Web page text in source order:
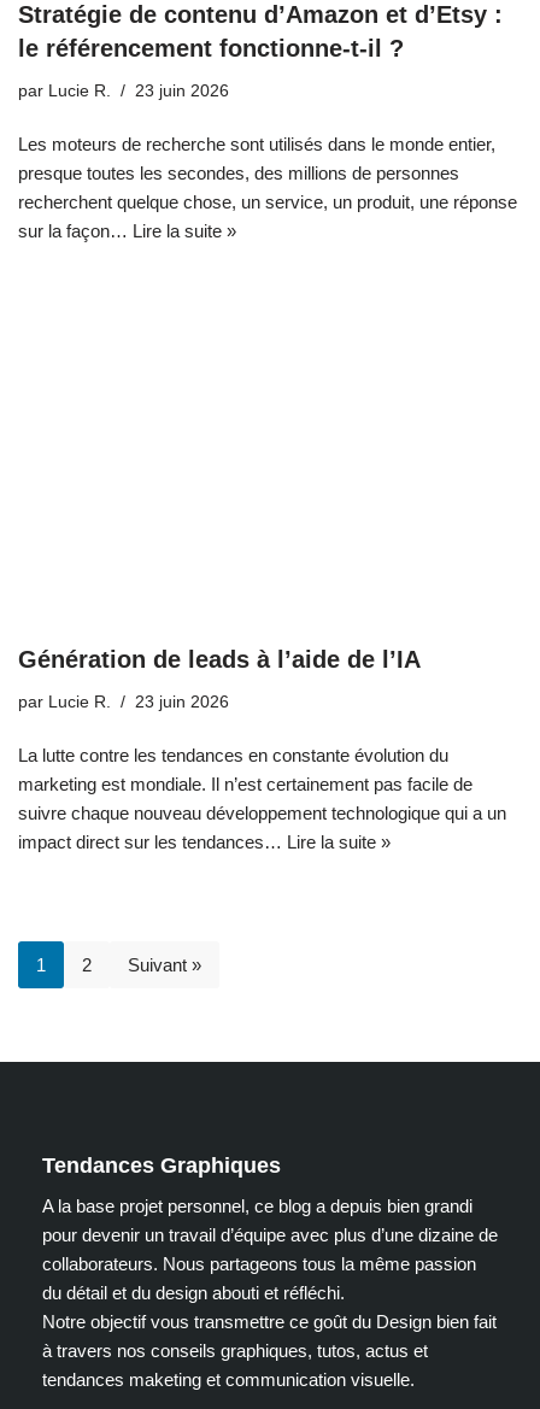
Stratégie de contenu d’Amazon et d’Etsy :
le référencement fonctionne-t-il ?
par Lucie R. 23 juin 2026
Les moteurs de recherche sont utilisés dans le monde entier,
presque toutes les secondes, des millions de personnes
recherchent quelque chose, un service, un produit, une réponse
sur la façon… Lire la suite »
Génération de leads à l’aide de l’IA
par Lucie R. 23 juin 2026
La lutte contre les tendances en constante évolution du
marketing est mondiale. Il n’est certainement pas facile de
suivre chaque nouveau développement technologique qui a un
impact direct sur les tendances… Lire la suite »
1 2 Suivant »
Tendances Graphiques
A la base projet personnel, ce blog a depuis bien grandi
pour devenir un travail d’équipe avec plus d’une dizaine de
collaborateurs. Nous partageons tous la même passion
du détail et du design abouti et réfléchi.
Notre objectif vous transmettre ce goût du Design bien fait
à travers nos conseils graphiques, tutos, actus et
tendances maketing et communication visuelle.